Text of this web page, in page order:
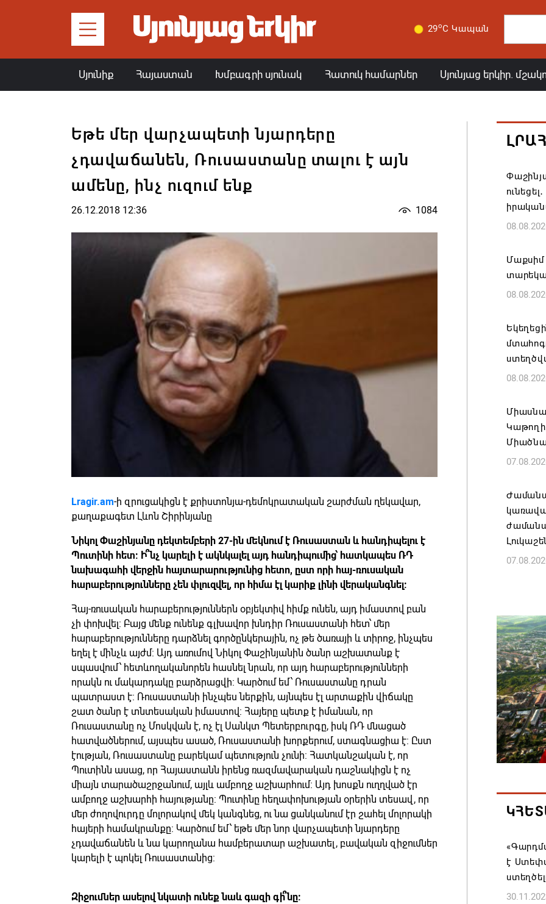
29oC Կապան
Սյունիք Հայաստան Խմբագրի սյունակ Հատուկ համարներ Սյունյաց երկիր.
Եթե մեր վարչապետի նյարդերը
չդավաճանեն, Ռուսաստանը տալու է այն
ամենը, ինչ ուզում ենք
26.12.2018 12:36 1084
Lragir.am-ի զրուցակիցն է քրիստոնյա-դեմոկրատական շարժման ղեկավար,
քաղաքագետ Լևոն Շիրինյանը
Նիկոլ Փաշինյանը դեկտեմբերի 27-ին մեկնում է Ռուսաստան և հանդիպելու է
Պուտինի հետ: Ի՞նչ կարելի է ակնկալել այդ հանդիպումից՝ հատկապես ՌԴ
նախագահի վերջին հայտարարությունից հետո, ըստ որի հայ-ռուսական
հարաբերությունները չեն փլուզվել, որ հիմա էլ կարիք լինի վերականգնել:
Հայ-ռուսական հարաբերություններն օբյեկտիվ հիմք ունեն, այդ իմաստով բան
չի փոխվել: Բայց մենք ունենք գլխավոր խնդիր Ռուսաստանի հետ՝ մեր
հարաբերությունները դարձնել գործընկերային, ոչ թե ծառայի և տիրոջ, ինչպես
եղել է մինչև այժմ: Այդ առումով Նիկոլ Փաշինյանին ծանր աշխատանք է
սպասվում՝ հետևողականորեն հասնել նրան, որ այդ հարաբերությունների
որակն ու մակարդակը բարձրացվի: Կարծում եմ՝ Ռուսաստանը դրան
պատրաստ է: Ռուսաստանի ինչպես ներքին, այնպես էլ արտաքին վիճակը
շատ ծանր է տնտեսական իմաստով: Հայերը պետք է իմանան, որ
Ռուսաստանը ոչ Մոսկվան է, ոչ էլ Սանկտ Պետերբուրգը, իսկ ՌԴ մնացած
հատվածներում, այսպես ասած, Ռուսաստանի խորքերում, ստագնացիա է: Ըստ
էության, Ռուսաստանը բարեկամ պետություն չունի: Հատկանշական է, որ
Պուտինն ասաց, որ Հայաստանն իրենց ռազմավարական դաշնակիցն է ոչ
միայն տարածաշրջանում, այլև ամբողջ աշխարհում: Այդ խոսքն ուղղված էր
ամբողջ աշխարհի հայությանը: Պուտինը հեղափոխության օրերին տեսավ, որ
մեր ժողովուրդը մոլորակով մեկ կանգնեց, ու նա ցանկանում էր շահել մոլորակի
հայերի համակրանքը: Կարծում եմ՝ եթե մեր նոր վարչապետի նյարդերը
չդավաճանեն և նա կարողանա համբերատար աշխատել, բավական զիջումներ
կարելի է պոկել Ռուսաստանից:
Զիջումներ ասելով նկատի ունեք նաև գազի գի՞նը:
Մաքսիմ
և
է